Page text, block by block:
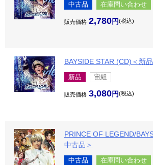
中古品 在庫問い合わせ
販売価格 2,780 税込
BAYSIDE STAR (CD)＜新
新品 宙組
販売価格 3,080 税込
PRINCE OF LEGEND/
中古品＞
中古品 在庫問い合わせ